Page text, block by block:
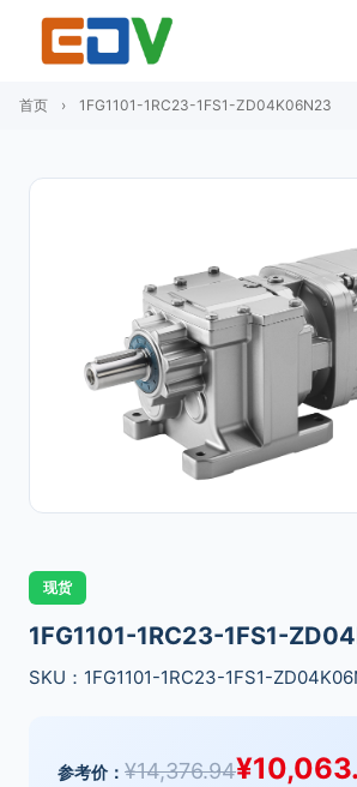
首页 › 1FG1101-1RC23-1FS1-ZD04K06N23
现货
1FG1101-1RC23-1FS1-
SKU：1FG1101-1RC23-1FS1-
参考价： ¥14,376.94¥